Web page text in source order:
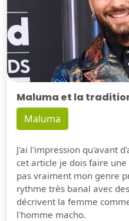
Maluma et la
Maluma
J'ai l'impression qu'avant
cet article je dois faire
pas vraiment mon genre
rythme très banal avec
décrivent la femme
l'homme macho.